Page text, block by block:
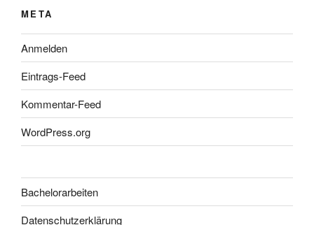
META
Anmelden
Eintrags-Feed
Kommentar-Feed
WordPress.org
Bachelorarbeiten
Datenschutzerklärung